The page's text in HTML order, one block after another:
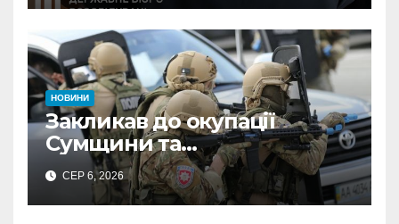
ФОПа
НОВИНИ
Закликав до окупації
Сумщини та
виправдовував обстріли:
СБУ викрила
прокремлівського агітатора
СЕР 6, 2026